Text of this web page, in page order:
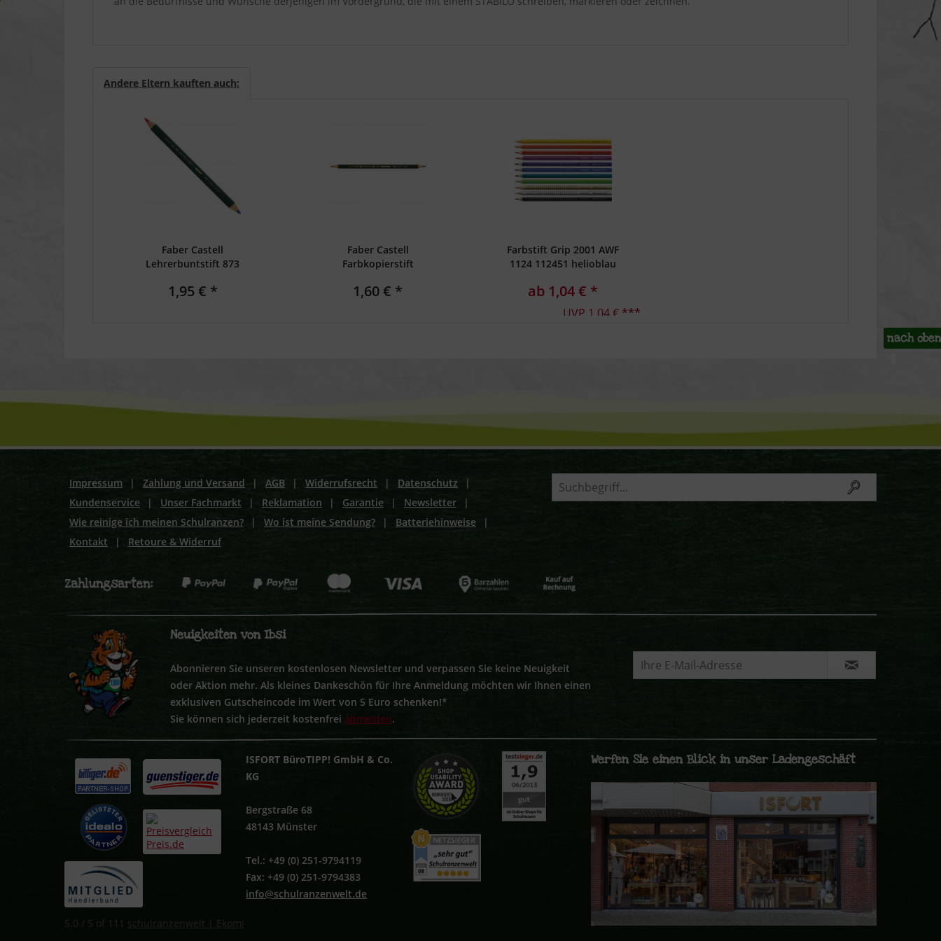
Andere Eltern kauften auch:
Faber Castell
Lehrerbuntstift 873
1,95 € *
Faber Castell
Farbkopierstift
1,60 € *
Farbstift Grip 2001 AWF
1124 112451 helioblau
ab 1,04 € *
UVP 1,04 € ***
nach oben
Impressum | Zahlung und Versand | AGB | Widerrufsrecht | Datenschutz
|
Kundenservice
| Unser Fachmarkt | Reklamation | Garantie | Newsletter
|
Wie reinige ich meinen Schulranzen?
| Wo ist meine Sendung? | Batteriehinweise
|
Kontakt
| Retoure & Widerruf
Neuigkeiten von Ibsi
Abonnieren Sie unseren kostenlosen Newsletter und verpassen Sie keine Neuigkeit
oder Aktion mehr. Als kleines Dankeschön für Ihre Anmeldung möchten wir Ihnen einen
exklusiven Gutscheincode im Wert von 5 Euro schenken!*
Sie können sich jederzeit kostenfrei abmelden.
ISFORT BüroTIPP! GmbH & Co.
KG
Bergstraße 68
48143 Münster
Tel.: +49 (0) 251-9794119
Fax: +49 (0) 251-9794383
info@schulranzenwelt.de
Werfen Sie einen Blick in unser Ladengeschäft
5.0 / 5 of 111 schulranzenwelt | Ekomi